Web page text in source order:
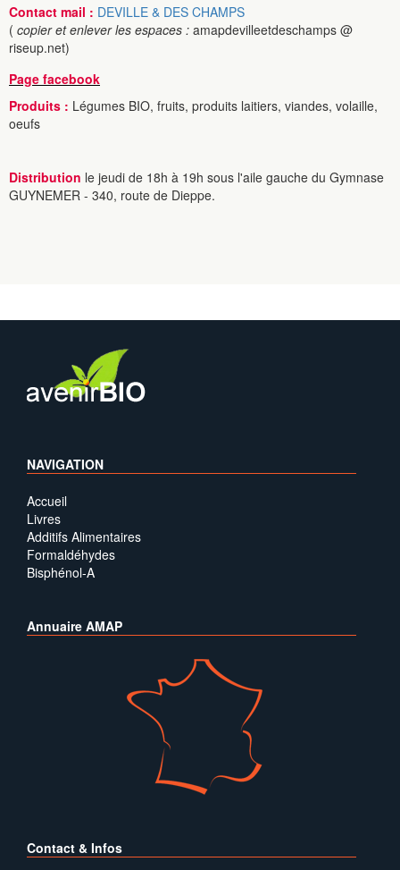
Contact mail : DEVILLE & DES CHAMPS
( copier et enlever les espaces : amapdevilleetdeschamps @
riseup.net)
Page facebook
Produits : Légumes BIO, fruits, produits laitiers, viandes, volaille,
oeufs
Distribution le jeudi de 18h à 19h sous l'aile gauche du Gymnase
GUYNEMER - 340, route de Dieppe.
NAVIGATION
Accueil
Livres
Additifs Alimentaires
Formaldéhydes
Bisphénol-A
Annuaire AMAP
Contact & Infos